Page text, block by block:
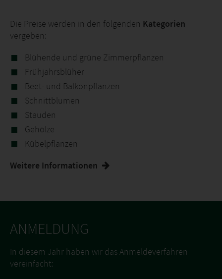
Die Preise werden in den folgenden Kategorien
vergeben:
Blühende und grüne Zimmerpflanzen
Frühjahrsblüher
Beet- und Balkonpflanzen
Schnittblumen
Stauden
Gehölze
Kübelpflanzen
Weitere Informationen
ANMELDUNG
In diesem Jahr haben wir das Anmeldeverfahren
vereinfacht: